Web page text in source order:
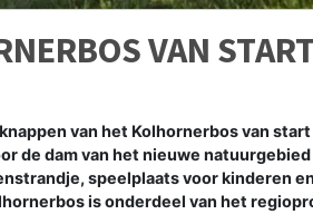
VAN START
van het Kolhornerbos van
de dam van het nieuwe
speelplaats voor kinderen
is onderdeel van het